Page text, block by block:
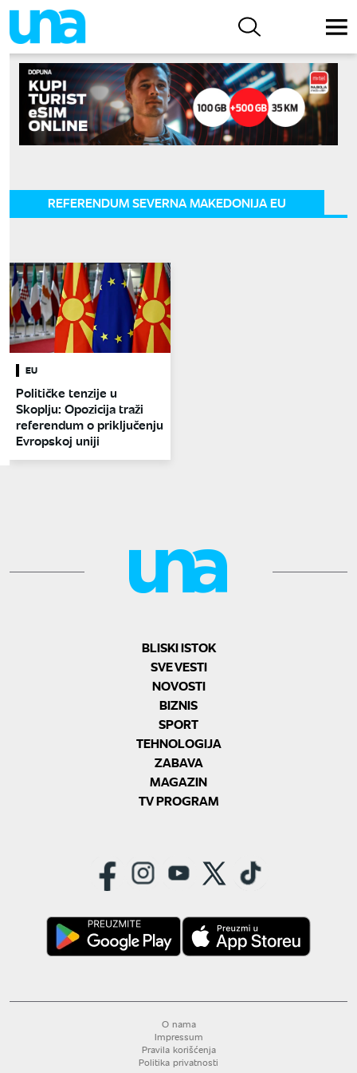
REFERENDUM SEVERNA MAKEDONIJA EU
EU
Političke tenzije u
Skoplju: Opozicija traži
referendum o priključenju
Evropskoj uniji
BLISKI ISTOK
SVE VESTI
NOVOSTI
BIZNIS
SPORT
TEHNOLOGIJA
ZABAVA
MAGAZIN
TV PROGRAM
O nama
Impressum
Pravila korišćenja
Politika privatnosti